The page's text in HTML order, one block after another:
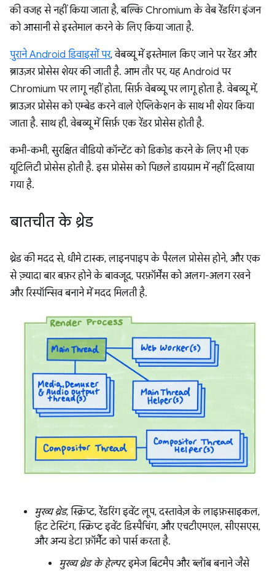
की वजह से नहीं किया जाता है, बल्कि Chromium के वेब रेंडरिंग इंजन
को आसानी से इस्तेमाल करने के लिए किया जाता है.
पुराने Android डिवाइसों पर, वेबव्यू में इस्तेमाल किए जाने पर रेंडर और
ब्राउज़र प्रोसेस शेयर की जाती है. आम तौर पर, यह Android पर
Chromium पर लागू नहीं होता, सिर्फ़ वेबव्यू पर लागू होता है. वेबव्यू में,
ब्राउज़र प्रोसेस को एम्बेड करने वाले ऐप्लिकेशन के साथ भी शेयर किया
जाता है. साथ ही, वेबव्यू में सिर्फ़ एक रेंडर प्रोसेस होती है.
कभी-कभी, सुरक्षित वीडियो कॉन्टेंट को डिकोड करने के लिए भी एक
यूटिलिटी प्रोसेस होती है. इस प्रोसेस को पिछले डायग्राम में नहीं दिखाया
गया है.
बातचीत के थ्रेड
थ्रेड की मदद से, धीमे टास्क, लाइनपाइप के पैरलल प्रोसेस होने, और एक
से ज़्यादा बार बफ़र होने के बावजूद, परफ़ॉर्मेंस को अलग-अलग रखने
और रिस्पॉन्सिव बनाने में मदद मिलती है.
मुख्य थ्रेड, स्क्रिप्ट, रेंडरिंग इवेंट लूप, दस्तावेज़ के लाइफ़साइकल,
हिट टेस्टिंग, स्क्रिप्ट इवेंट डिस्पैचिंग, और एचटीएमएल, सीएसएस,
और अन्य डेटा फ़ॉर्मैट को पार्स करता है.
मुख्य थ्रेड के हेल्पर, इमेज बिटमैप और ब्लॉब बनाने जैसे